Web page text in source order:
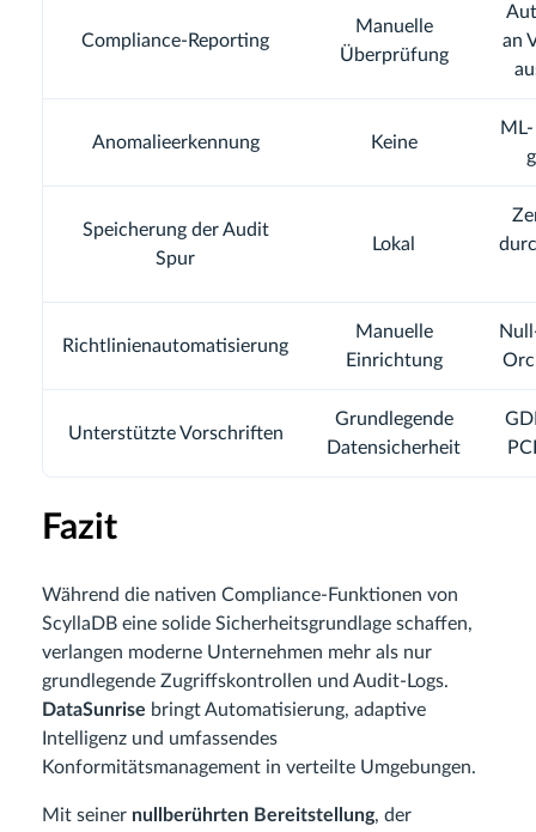
Compliance-Reporting
Manuelle
Überprüfung
an
Anomalieerkennung Keine
Speicherung der Audit
Spur
Lokal
Richtlinienautomatisierung
Manuelle
Einrichtung
Unterstützte Vorschriften
Grundlegende
Datensicherheit
Fazit
Während die nativen Compliance-Funktionen von
ScyllaDB eine solide Sicherheitsgrundlage schaffen,
verlangen moderne Unternehmen mehr als nur
grundlegende Zugriffskontrollen und Audit-Logs.
DataSunrise bringt Automatisierung, adaptive
Intelligenz und umfassendes
Konformitätsmanagement in verteilte Umgebungen.
Mit seiner nullberührten Bereitstellung, der